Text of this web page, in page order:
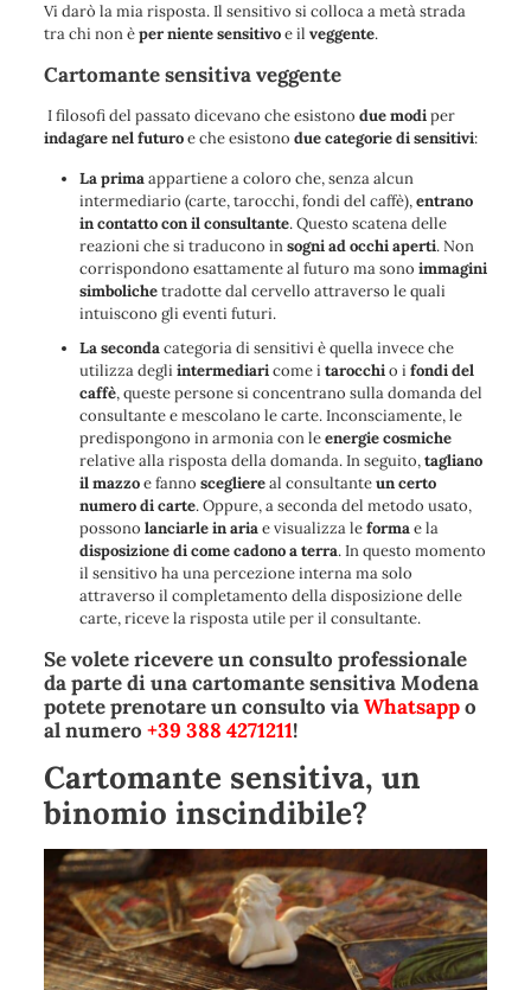
Vi darò la mia risposta. Il sensitivo si colloca a metà strada
tra chi non èper niente sensitivoe il veggente.
Cartomante sensitiva veggente
I filosofi del passato dicevano che esistono due modiper
indagare nel futuroe che esistono due categorie di sensitivi:
La primaappartiene a coloro che, senza alcun
intermediario (carte, tarocchi, fondi del caffè),entrano
in contatto con il consultante. Questo scatena delle
reazioni che si traducono insogni ad occhi aperti. Non
corrispondono esattamente al futuro ma sono immagini
simbolichetradotte dal cervello attraverso le quali
intuiscono gli eventi futuri.
La secondacategoria di sensitivi è quella invece che
utilizza degliintermediaricome itarocchio ifondi del
caffè, queste persone si concentrano sulla domanda del
consultante e mescolano le carte. Inconsciamente, le
predispongono in armonia con leenergie cosmiche
relative alla risposta della domanda. In seguito,tagliano
il mazzoe fanno scegliereal consultanteun certo
numero di carte. Oppure, a seconda del metodo usato,
possono lanciarle in ariae visualizza leformae la
disposizione di come cadono a terra. In questo momento
il sensitivo ha una percezione interna ma solo
attraverso il completamento della disposizione delle
carte, riceve la risposta utile per il consultante.
Se volete ricevere un consulto professionale
da parte di una cartomante sensitiva Modena
potete prenotare un consulto viaWhatsappo
al numero +39 388 4271211!
Cartomante sensitiva, un
binomio inscindibile?